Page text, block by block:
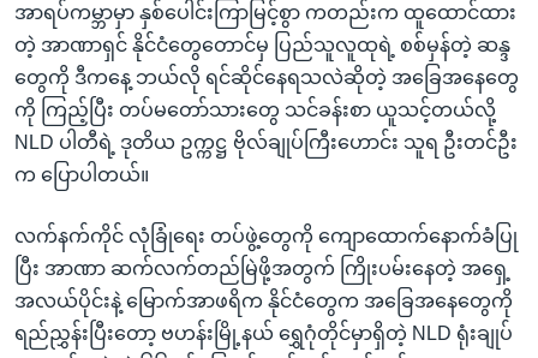
အာရပ်ကမ္ဘာမှာ နှစ်ပေါင်းကြာမြင့်စွာ ကတည်းက ထူထောင်ထား
တဲ့ အာဏာရှင် နိုင်ငံတွေတောင်မှ ပြည်သူလူထုရဲ့ စစ်မှန်တဲ့ ဆန္ဒ
တွေကို ဒီကနေ့ ဘယ်လို ရင်ဆိုင်နေရသလဲဆိုတဲ့ အခြေအနေတွေ
ကို ကြည့်ပြီး တပ်မတော်သားတွေ သင်ခန်းစာ ယူသင့်တယ်လို့
NLD ပါတီရဲ့ ဒုတိယ ဥက္ကဋ္ဌ ဗိုလ်ချုပ်ကြီးဟောင်း သူရ ဦးတင်ဦး
က ပြောပါတယ်။
လက်နက်ကိုင် လုံခြုံရေး တပ်ဖွဲ့တွေကို ကျောထောက်နောက်ခံပြု
ပြီး အာဏာ ဆက်လက်တည်မြဲဖို့အတွက် ကြိုးပမ်းနေတဲ့ အရှေ့
အလယ်ပိုင်းနဲ့ မြောက်အာဖရိက နိုင်ငံတွေက အခြေအနေတွေကို
ရည်ညွှန်းပြီးတော့ ဗဟန်းမြို့နယ် ရွှေဂုံတိုင်မှာရှိတဲ့ NLD ရုံးချုပ်